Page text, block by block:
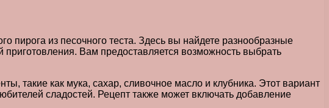
пирога из песочного теста. Здесь вы найдете разнообразные
приготовления. Вам предоставляется возможность выбрать
такие как мука, сахар, сливочное масло и клубника. Этот вариант
сладостей. Рецепт также может включать добавление